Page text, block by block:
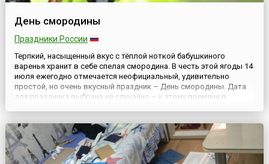
День смородины
Праздники России
Терпкий, насыщенный вкус с тёплой ноткой бабушкиного
варенья хранит в себе спелая смородина. В честь этой ягоды 14
июля ежегодно отмечается неофициальный, удивительно
простой, но очень вкусный праздник – День смородины. Дата
для праздника выбрана не случайно – к этому времени в
смородина выра...